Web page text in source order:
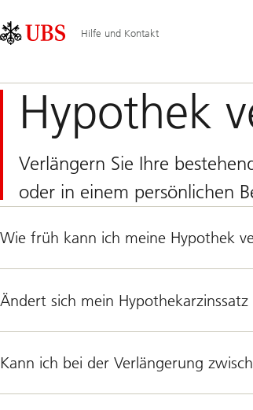
Area
Hilfe und Kontakt
Hypothek
Verlängern Sie Ihre
oder in einem persönlichen
Wie früh kann ich meine Hypothek
Ändert sich mein
Kann ich bei der Verlängerung